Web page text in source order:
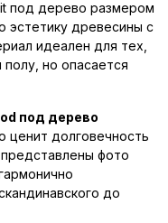
под дерево размером
эстетику древесины с
идеален для тех,
но опасается
под дерево
ценит долговечность
фото
до